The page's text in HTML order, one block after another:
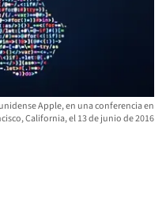
Apple, en una conferencia en
California, el 13 de junio de 2016